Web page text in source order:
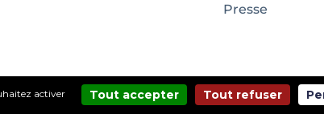
Presse
légales @copyright Pôle Textile Alsace – 2024
activer Tout accepter Tout refuser